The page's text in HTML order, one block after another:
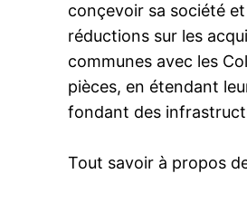
conçevoir sa société
réductions sur les
communes avec les
pièces, en étendant
fondant des
Tout savoir à propos